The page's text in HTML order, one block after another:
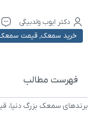
دکتر ایوب ولدبیگی
خرید سمعک, قیمت
فهرست مطالب
برندهای سمعک بزرگ دنیا،